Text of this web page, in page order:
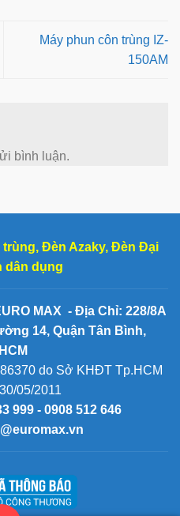
Máy phun côn trùng IZ-
150AM
bình luận.
trùng, Đèn Azaky, Đèn Đại
dân dụng
MAX - Địa Chỉ: 228/8A
14, Quận Tân Bình,
do Sở KHĐT Tp.HCM
05/2011
999 - 0908 512 646